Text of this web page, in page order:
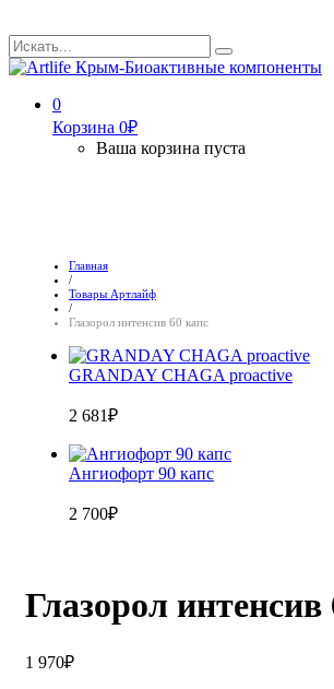
Search
0
Корзина 0₽
Ваша корзина пуста
Главная
/
Товары Артлайф
/
Глазорол интенсив 60 капс
GRANDAY CHAGA proactive
2 681₽
Ангиофорт 90 капс
2 700₽
Глазорол интенсив
1 970₽